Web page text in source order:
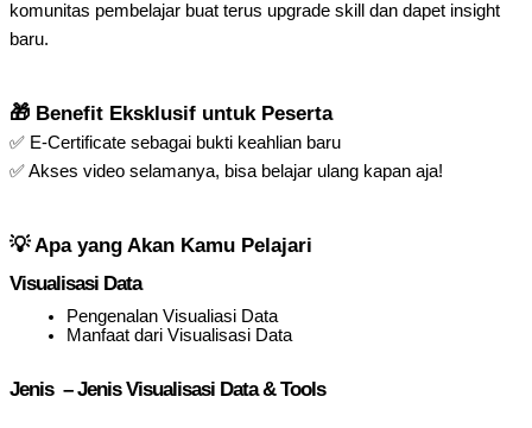
komunitas pembelajar buat terus upgrade skill dan dapet insight
baru.
🎁 Benefit Eksklusif untuk Peserta
✅ E-Certificate sebagai bukti keahlian baru
✅ Akses video selamanya, bisa belajar ulang kapan aja!
💡 Apa yang Akan Kamu Pelajari
Visualisasi Data
Pengenalan Visualiasi Data
Manfaat dari Visualisasi Data
Jenis – Jenis Visualisasi Data & Tools